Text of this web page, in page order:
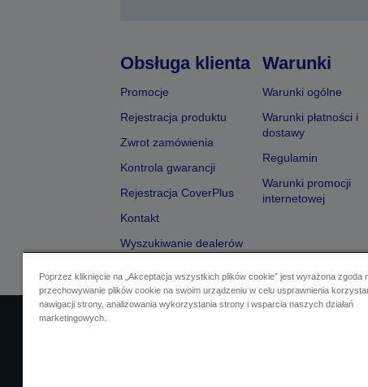
Obsługa klienta
Promocje
Rejestracja produktu
Zwrot zamówienia
Kontrola gwarancji
Rejestracja CoverPlus
Kontakt
Wyszukiwanie dealerów
Warunki
Warunki ogólne
Warunki płatności i
dostawy
Regulamin
Warunki promocji
internetowej
Poprzez kliknięcie na „Akceptacja wszystkich plików cookie” jest wyrażona zgoda
przechowywanie plików cookie na swoim urządzeniu w celu usprawnienia
nawigacji strony, analizowania wykorzystania strony i wsparcia naszych działań
marketingowych.